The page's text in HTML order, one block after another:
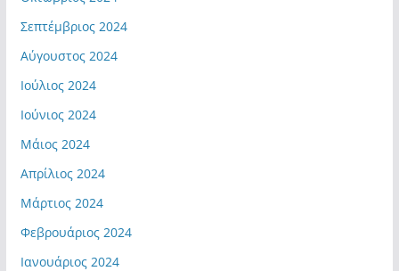
Σεπτέμβριος 2024
Αύγουστος 2024
Ιούλιος 2024
Ιούνιος 2024
Μάιος 2024
Απρίλιος 2024
Μάρτιος 2024
Φεβρουάριος 2024
Ιανουάριος 2024